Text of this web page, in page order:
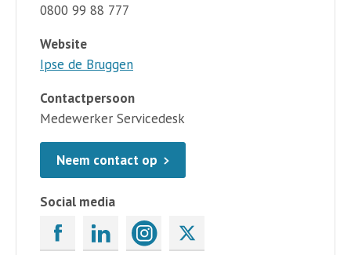
0800 99 88 777
Website
Ipse de Bruggen
Contactpersoon
Medewerker Servicedesk
Neem contact op
Social media